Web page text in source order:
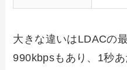
大きな違いはLDACの
990kbpsもあり、1秒